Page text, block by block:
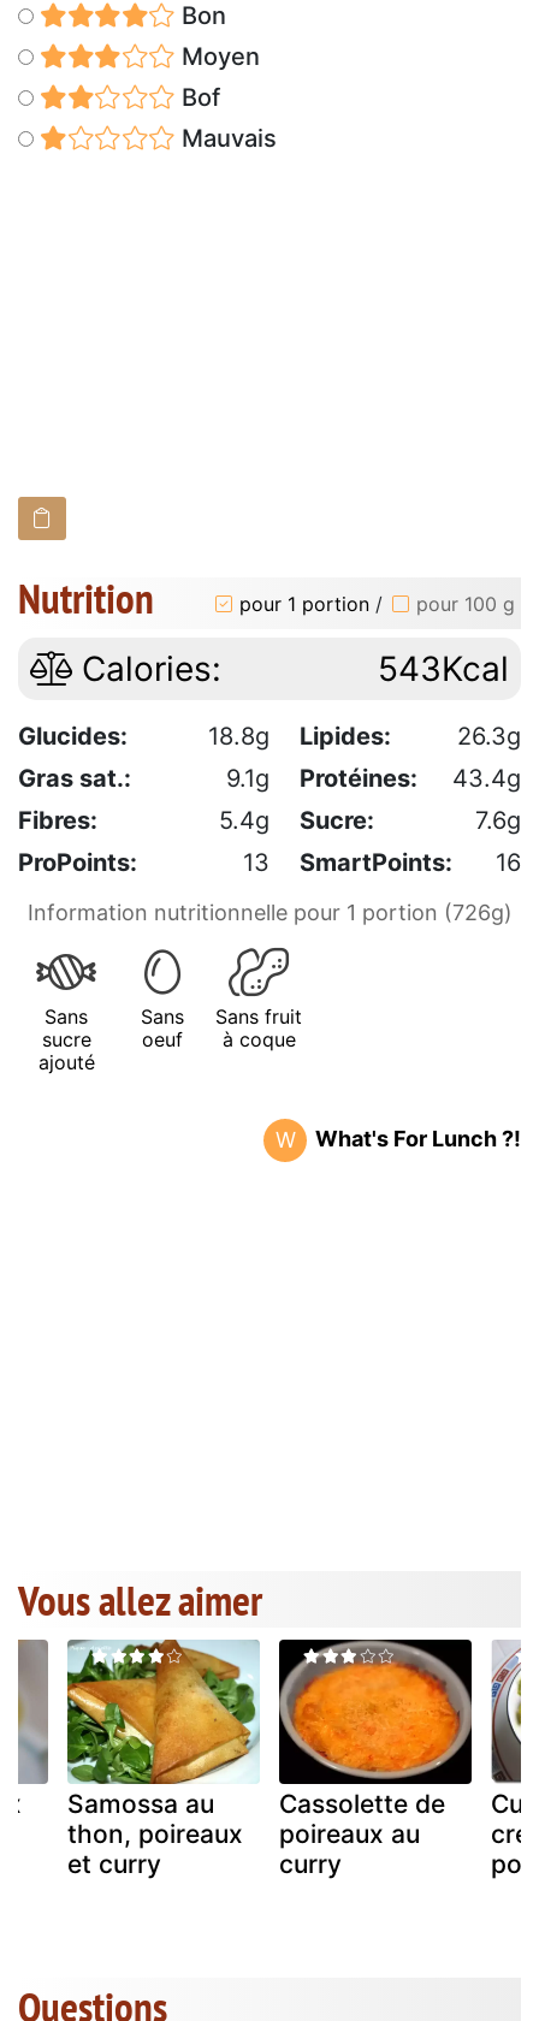
Bon
Moyen
Bof
Mauvais
Nutrition pour 1 portion / pour 100 g
Calories: 543Kcal
Glucides: 18.8g Lipides:
26.3g
Gras sat.:
9.1g Protéines:
43.4g
Fibres:
5.4g Sucre:
7.6g
ProPoints:
13 SmartPoints: 16
Information nutritionnelle pour 1 portion (726g)
Sans
sucre
ajouté
Sans
oeuf
Sans fruit
à coque
W What's For Lunch ?!
Vous allez aimer
Samossa au
thon, poireaux
et curry
Cassolette de
poireaux au
curry
Questions